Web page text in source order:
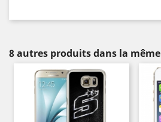
8 autres produits dans la